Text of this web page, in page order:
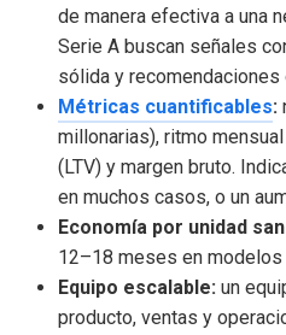
de manera efectiva a una
Serie A buscan señales
sólida y recomendaciones
Métricas cuantificables:
millonarias), ritmo
(LTV) y margen bruto.
en muchos casos, o un
Economía por unidad
12–18 meses en
Equipo escalable: un
producto, ventas y